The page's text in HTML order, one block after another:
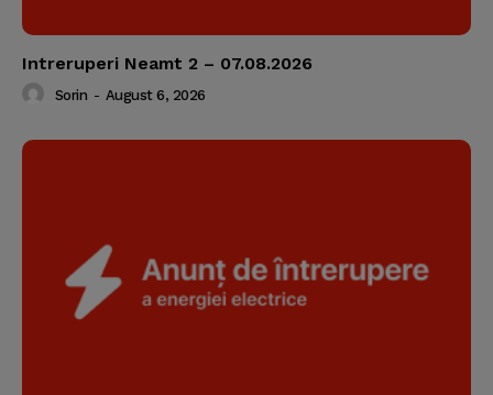
Intreruperi Neamt 2 – 07.08.2026
Sorin - August 6, 2026